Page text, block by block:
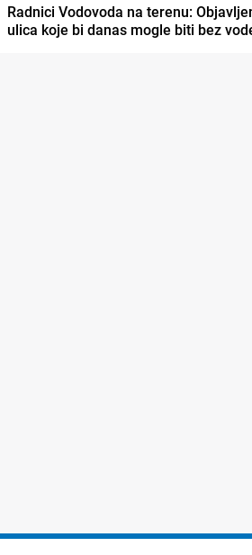
Radnici Vodovoda na terenu:
ulica koje bi danas mogle biti bez